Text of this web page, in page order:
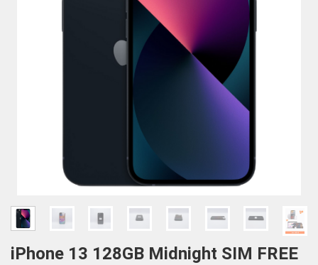
iPhone 13 128GB Midnight SIM FREE